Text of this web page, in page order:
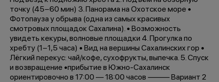
точку (45−60 мин) 3. Панорама на Охотское море •
Фотопауза у обрыва (одна из самых красивых
смотровых площадок Сахалина). • Возможность
увидеть кекуры, волновые площадки 4. Прогулка по
хребту (1−1,5 часа) • Вид на вершины Сахалинских гор •
Лёгкий перекус: чай/кофе, сухофрукты, выпечка. 5. Спуск
и возвращение •прибытие в Южно-Сахалинск
ориентировочно в 17:00 — 18:00 часов ⸻ Вариант 2